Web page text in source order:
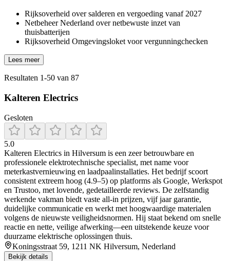
Rijksoverheid over salderen en vergoeding vanaf 2027
Netbeheer Nederland over netbewuste inzet van
thuisbatterijen
Rijksoverheid Omgevingsloket voor vergunningchecken
Lees meer
Resultaten 1-50 van 87
Kalteren Electrics
Gesloten
5.0
Kalteren Electrics in Hilversum is een zeer betrouwbare en
professionele elektrotechnische specialist, met name voor
meterkastvernieuwing en laadpaalinstallaties. Het bedrijf scoort
consistent extreem hoog (4.9–5) op platforms als Google, Werkspot
en Trustoo, met lovende, gedetailleerde reviews. De zelfstandig
werkende vakman biedt vaste all‑in prijzen, vijf jaar garantie,
duidelijke communicatie en werkt met hoogwaardige materialen
volgens de nieuwste veiligheidsnormen. Hij staat bekend om snelle
reactie en nette, veilige afwerking—een uitstekende keuze voor
duurzame elektrische oplossingen thuis.
Koningsstraat 59, 1211 NK Hilversum, Nederland
Bekijk details